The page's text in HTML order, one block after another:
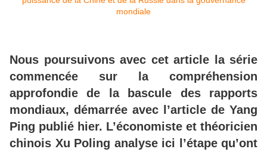
Nous poursuivons avec cet article la série
commencée sur la compréhension
approfondie de la bascule des rapports
mondiaux, démarrée avec l’article de Yang
Ping publié hier. L’économiste et théoricien
chinois Xu Poling analyse ici l’étape qu’ont